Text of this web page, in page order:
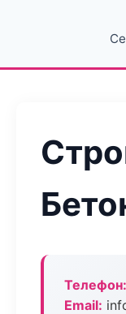
Телефон:
Email: